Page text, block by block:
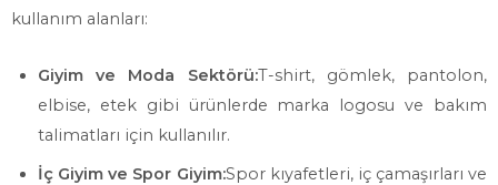
kullanım alanları:
Giyim ve Moda Sektörü:T-shirt, gömlek, pantolon,
elbise, etek gibi ürünlerde marka logosu ve bakım
talimatları için kullanılır.
İç Giyim ve Spor Giyim:Spor kıyafetleri, iç çamaşırları ve